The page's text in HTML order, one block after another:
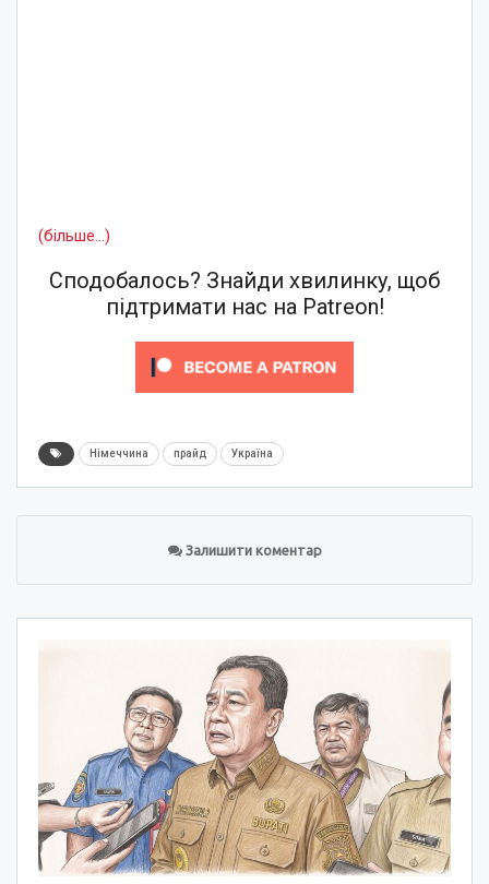
(більше…)
Сподобалось? Знайди хвилинку, щоб
підтримати нас на Patreon!
Німеччина прайд Україна
Залишити коментар